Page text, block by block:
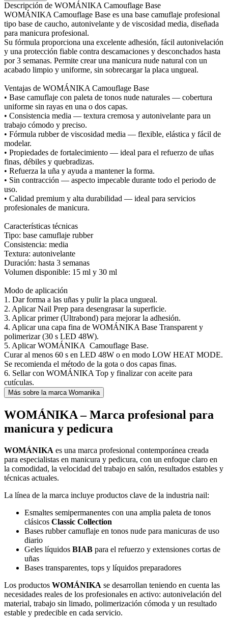
Descripción de WOMÁNIKA Camouflage Base
WOMÁNIKA Camouflage Base es una base camuflaje profesional
tipo base de caucho, autonivelante y de viscosidad media, diseñada
para manicura profesional.
Su fórmula proporciona una excelente adhesión, fácil autonivelación
y una protección fiable contra descamaciones y desconchados hasta
por 3 semanas. Permite crear una manicura nude natural con un
acabado limpio y uniforme, sin sobrecargar la placa ungueal.
Ventajas de WOMÁNIKA Camouflage Base
• Base camuflaje con paleta de tonos nude naturales — cobertura
uniforme sin rayas en una o dos capas.
• Consistencia media — textura cremosa y autonivelante para un
trabajo cómodo y preciso.
• Fórmula rubber de viscosidad media — flexible, elástica y fácil de
modelar.
• Propiedades de fortalecimiento — ideal para el refuerzo de uñas
finas, débiles y quebradizas.
• Refuerza la uña y ayuda a mantener la forma.
• Sin contracción — aspecto impecable durante todo el periodo de
uso.
• Calidad premium y alta durabilidad — ideal para servicios
profesionales de manicura.
Características técnicas
Tipo: base camuflaje rubber
Consistencia: media
Textura: autonivelante
Duración: hasta 3 semanas
Volumen disponible: 15 ml y 30 ml
Modo de aplicación
1. Dar forma a las uñas y pulir la placa ungueal.
2. Aplicar Nail Prep para desengrasar la superficie.
3. Aplicar primer (Ultrabond) para mejorar la adhesión.
4. Aplicar una capa fina de WOMÁNIKA Base Transparent y
polimerizar (30 s LED 48W).
5. Aplicar WOMÁNIKA Camouflage Base.
Curar al menos 60 s en LED 48W o en modo LOW HEAT MODE.
Se recomienda el método de la gota o dos capas finas.
6. Sellar con WOMÁNIKA Top y finalizar con aceite para
cutículas.
Más sobre la marca Womanika
WOMÁNIKA – Marca profesional para
manicura y pedicura
WOMÁNIKA es una marca profesional contemporánea creada
para especialistas en manicura y pedicura, con un enfoque claro en
la comodidad, la velocidad del trabajo en salón, resultados estables y
técnicas actuales.
La línea de la marca incluye productos clave de la industria nail:
Esmaltes semipermanentes con una amplia paleta de tonos
clásicos Classic Collection
Bases rubber camuflaje en tonos nude para manicuras de uso
diario
Geles líquidos BIAB para el refuerzo y extensiones cortas de
uñas
Bases transparentes, tops y líquidos preparadores
Los productos WOMÁNIKA se desarrollan teniendo en cuenta las
necesidades reales de los profesionales en activo: autonivelación del
material, trabajo sin limado, polimerización cómoda y un resultado
estable y predecible en cada servicio.